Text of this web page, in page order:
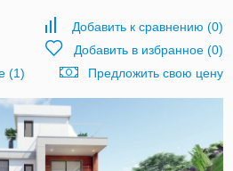
Добавить к сравнению (0)
Добавить в избранное(0)
(1)
Предложить свою цену